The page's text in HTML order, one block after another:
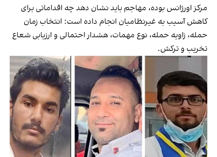
مرکز اورژانس بوده، مهاجم باید نشان دهد چه اقداماتی برای
کاهش آسیب به غیرنظامیان انجام داده است: انتخاب زمان
حمله، زاویه حمله، نوع مهمات، هشدار احتمالی و ارزیابی شعاع
تخریب و ترکش.